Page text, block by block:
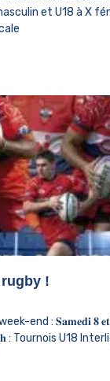
et U18 à X
rugby !
end : 𝐒𝐚𝐦𝐞𝐝𝐢 𝟖
: Tournois U18